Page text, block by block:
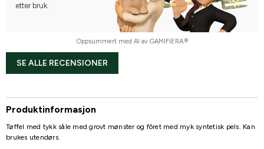
etter bruk.
Oppsummert med AI av GAMIFIERA.®
SE ALLE RECENSIONER
Produktinformasjon
Tøffel med tykk såle med grovt mønster og fôret med myk syntetisk pels. Kan
brukes utendørs.